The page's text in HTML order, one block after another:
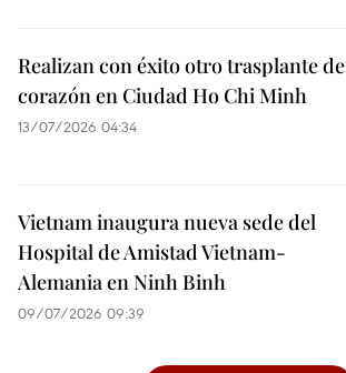
Realizan con éxito otro trasplante de
corazón en Ciudad Ho Chi Minh
13/07/2026 04:34
Vietnam inaugura nueva sede del
Hospital de Amistad Vietnam-
Alemania en Ninh Binh
09/07/2026 09:39